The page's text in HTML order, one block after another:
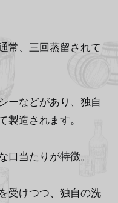
常、三回蒸留されて
ーなどがあり、独自
製造されます。
口当たりが特徴。
受けつつ、独自の洗